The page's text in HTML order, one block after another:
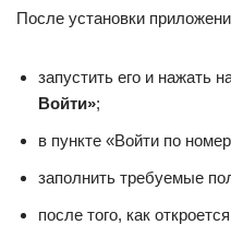
После установки
запустить его и нажать
Войти»;
в пункте «Войти по
заполнить требуемые
после того, как